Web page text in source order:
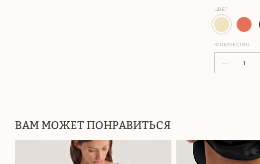
ЦВЕТ
КОЛИЧЕСТВО
ВАМ МОЖЕТ ПОНРАВИТЬСЯ